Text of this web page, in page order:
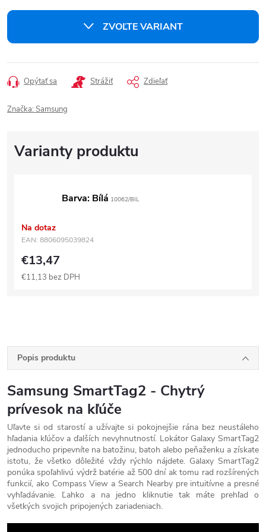
cena:
ZVOĽTE VARIANT
Opýtať sa Strážiť Zdieľať
Značka: Samsung
Barva: Bílá 10062/BIL
Na dotaz
EAN: 8806095039824
€13,47
€11,13 bez DPH
Popis produktu
Samsung SmartTag2 - Chytrý
prívesok na kľúče
Uľavte si od starostí a užívajte si pokojnejšie rána bez neustáleho
hľadania kľúčov a ďalších nevyhnutností. Lokátor Galaxy SmartTag2
jednoducho pripevníte na batožinu, batoh alebo peňaženku a získate
istotu, že všetko dôležité vždy rýchlo nájdete. Galaxy SmartTag2
ponúka spoľahlivú výdrž batérie až 500 dní ak tomu rad rozšírených
funkcií, ako Compass View a Search Nearby pre intuitívne a presné
vyhľadávanie. Ľahko a na jedno kliknutie tak máte prehľad o
všetkých svojich pripojených zariadeniach.